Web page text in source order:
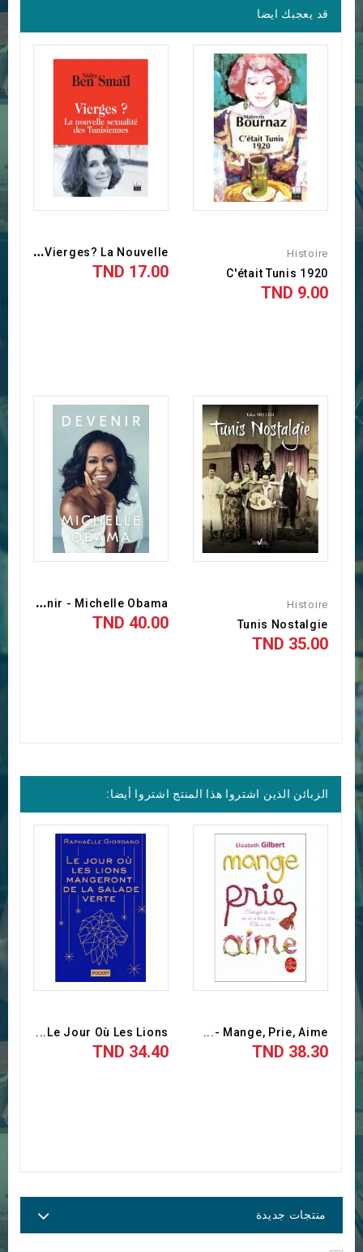
قد يعجبك ايضا
V
Ierges? La Nouvelle...
17.00 TND
Histoire
C'était Tunis 1920
9.00 TND
D
Evenir - Michelle Obama
40.00 TND
Histoire
Tunis Nostalgie
35.00 TND
الزبائن الذين اشتروا هذا المنتج اشتروا أيضا:
Le Jour Où Les Lions...
34.40 TND
Mange, Prie, Aime -...
38.30 TND
منتجات جديدة